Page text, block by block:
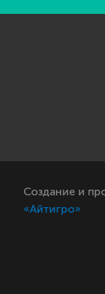
Создание и
«Айтигро»